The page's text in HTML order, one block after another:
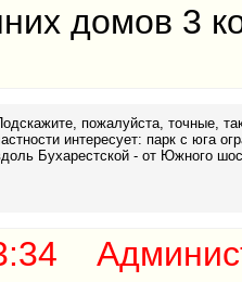
домов 3
пожалуйста, точные,
интересует: парк с юга
Бухарестской - от Южного